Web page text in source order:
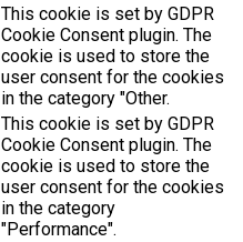
This cookie is set by GDPR
Cookie Consent plugin. The
cookie is used to store the
user consent for the cookies
in the category "Other.
This cookie is set by GDPR
Cookie Consent plugin. The
cookie is used to store the
user consent for the cookies
in the category
"Performance".